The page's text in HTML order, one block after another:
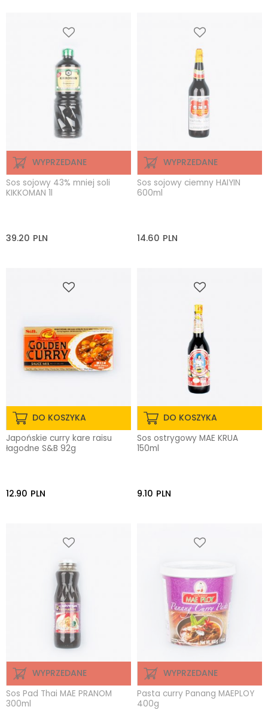
WYPRZEDANE
Sos sojowy 43% mniej soli
KIKKOMAN 1l
39.20 PLN
WYPRZEDANE
Sos sojowy ciemny HAIYIN
600ml
14.60 PLN
DO KOSZYKA
Japońskie curry kare raisu
łagodne S&B 92g
12.90 PLN
DO KOSZYKA
Sos ostrygowy MAE KRUA
150ml
9.10 PLN
WYPRZEDANE
Sos Pad Thai MAE PRANOM
300ml
WYPRZEDANE
Pasta curry Panang MAEPLOY
400g